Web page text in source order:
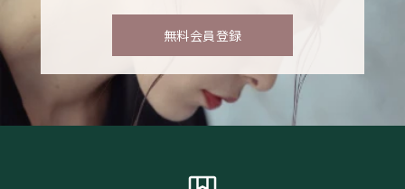
無料会員登録